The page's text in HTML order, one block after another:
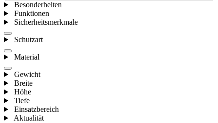
Besonderheiten
Funktionen
Sicherheitsmerkmale
Schutzart
Material
Gewicht
Breite
Höhe
Tiefe
Einsatzbereich
Aktualität